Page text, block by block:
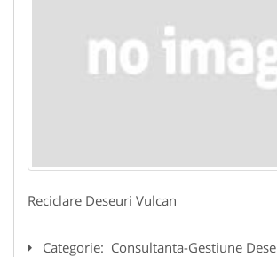
Reciclare Deseuri Vulcan
Categorie: Consultanta-Gestiune